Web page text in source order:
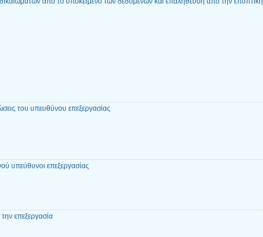
του υπευθύνου επεξεργασίας
υπεύθυνοι επεξεργασίας
επεξεργασία